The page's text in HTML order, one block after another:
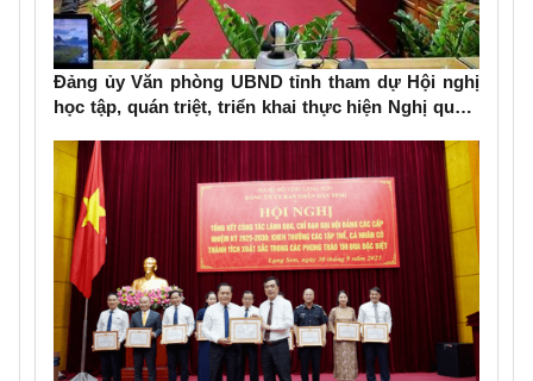
Đảng ủy Văn phòng UBND tỉnh tham dự Hội nghị
học tập, quán triệt, triển khai thực hiện Nghị quyết
kỳ 2025-2030